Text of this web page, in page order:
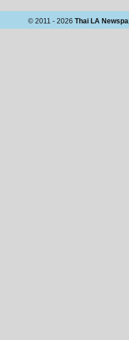
© 2011 - 2026 Thai LA